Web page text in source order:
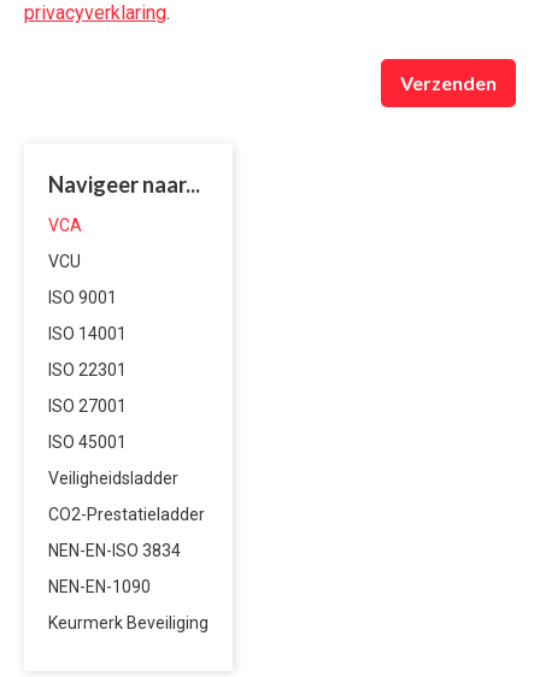
Navigeer naar...
VCA
VCU
ISO 9001
ISO 14001
ISO 22301
ISO 27001
ISO 45001
Veiligheidsladder
CO2-Prestatieladder
NEN-EN-ISO 3834
NEN-EN-1090
Keurmerk Beveiliging
privacyverklaring.
Verzenden